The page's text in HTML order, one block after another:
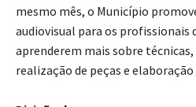
mesmo mês, o Município
audiovisual para os profissionais
aprenderem mais sobre
realização de peças e